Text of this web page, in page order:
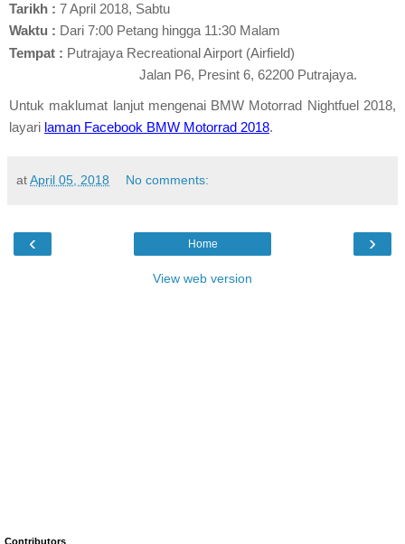
Tarikh : 7 April 2018, Sabtu
Waktu : Dari 7:00 Petang hingga 11:30 Malam
Tempat : Putrajaya Recreational Airport (Airfield)
Jalan P6, Presint 6, 62200 Putrajaya.
Untuk maklumat lanjut mengenai BMW Motorrad Nightfuel 2018,
layari laman Facebook BMW Motorrad 2018.
atApril 05, 2018 No comments:
‹ ›
Home
View web version
Contributors